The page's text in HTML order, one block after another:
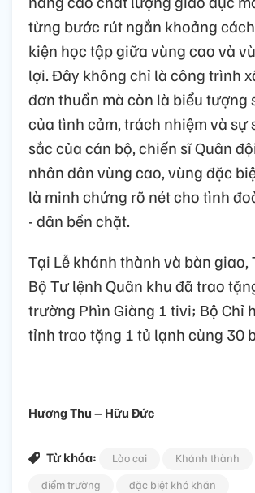
từng bước rút ngắn khoảng
kiện học tập giữa vùng cao và
lợi. Đây không chỉ là công trình
đơn thuần mà còn là biểu tượng
của tình cảm, trách nhiệm và sự
sắc của cán bộ, chiến sĩ Quân
nhân dân vùng cao, vùng đặc
là minh chứng rõ nét cho tình
- dân bền chặt.
Tại Lễ khánh thành và bàn
Bộ Tư lệnh Quân khu đã trao
trường Phìn Giàng 1 tivi; Bộ Chỉ
tỉnh trao tặng 1 tủ lạnh cùng 30
Hương Thu – Hữu Đức
Từ khóa: Lào cai Khánh thành
điểm trường
đặc biệt khó khăn